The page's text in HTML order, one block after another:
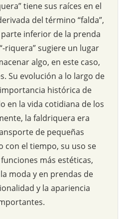
tiene sus raíces en el
del término “falda”,
inferior de la prenda
riquera” sugiere un lugar
algo, en este caso,
Su evolución a lo largo de
histórica de
en la vida cotidiana de los
la faldriquera era
de pequeñas
con el tiempo, su uso se
más estéticas,
moda y en prendas de
y la apariencia